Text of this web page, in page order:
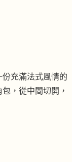
充滿法式風情的
，從中間切開，